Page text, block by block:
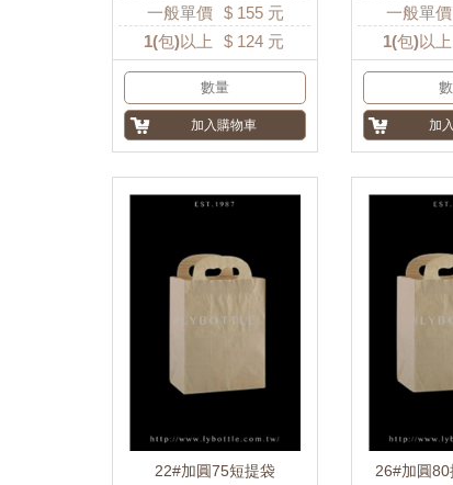
一般單價 $ 155 元
1(包)以上 $ 124 元
一般單價
1(包)以上
22#加圓75短提袋
26#加圓